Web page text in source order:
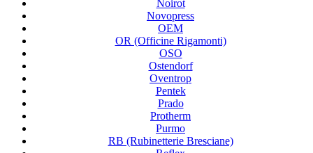
Noirot
Novopress
OEM
OR (Officine Rigamonti)
OSO
Ostendorf
Oventrop
Pentek
Prado
Protherm
Purmo
RB (Rubinetterie Bresciane)